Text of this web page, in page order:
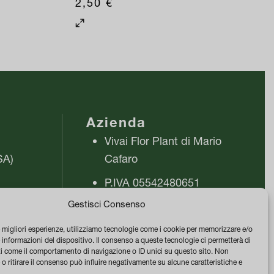
Gestisci Consenso
migliori esperienze, utilizziamo tecnologie come i cookie per memorizzare e/o
informazioni del dispositivo. Il consenso a queste tecnologie ci permetterà di
come il comportamento di navigazione o ID unici su questo sito. Non
ritirare il consenso può influire negativamente su alcune caratteristiche e
Questo
più
opzioni
possono
scelte
del
prodotto
Azienda
Vivai Flor Plant di Mario
Cafaro
P.IVA 05542480651
PEC vivaiflorplant@pec.it
Termini e Condizioni di
vendita